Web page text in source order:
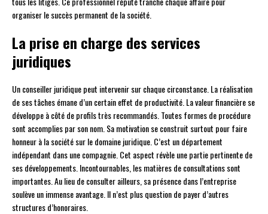
organiser le succès permanent de la société.
La prise en charge des services
juridiques
Un conseiller juridique peut intervenir sur chaque circonstance. La réalisation
de ses tâches émane d’un certain effet de productivité. La valeur financière se
développe à côté de profils très recommandés. Toutes formes de procédure
sont accomplies par son nom. Sa motivation se construit surtout pour faire
honneur à la société sur le domaine juridique. C’est un département
indépendant dans une compagnie. Cet aspect révèle une partie pertinente de
ses développements. Incontournables, les matières de consultations sont
importantes. Au lieu de consulter ailleurs, sa présence dans l’entreprise
soulève un immense avantage. Il n’est plus question de payer d’autres
structures d’honoraires.